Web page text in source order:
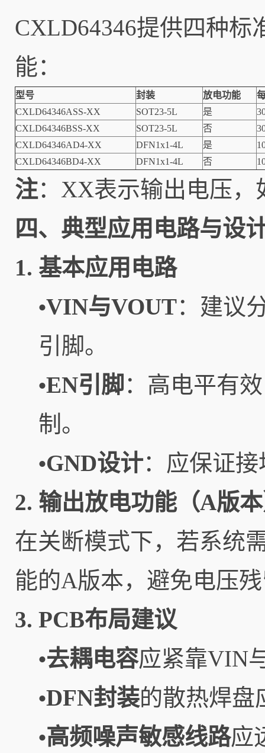
CXLD64346提供四种
能：
型号 封装 放电功能
CXLD64346ASS-XX
SOT23-5L 是
CXLD64346BSS-XX
SOT23-5L 否
CXLD64346AD4-XX
DFN1x1-4L 是
CXLD64346BD4-XX
DFN1x1-4L 否
注：XX表示输出电压，
四、典型应用电路与设
1. 基本应用电路
•VIN与VOUT：建议
引脚。
•EN引脚：高电平有
制。
•GND设计：应保证
2. 输出放电功能（A版
在关断模式下，若系统
能的A版本，避免电压
3. PCB布局建议
•去耦电容应紧靠VIN
•DFN封装的散热焊盘
•高频噪声敏感线路应